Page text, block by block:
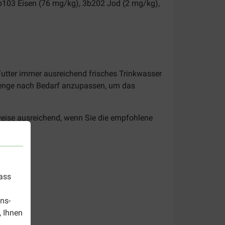
Ihnen
Eisen (76 mg/kg), 3b202 Jod (2 mg/kg),
immer ausreichend frisches Trinkwasser
nach Bedarf anzupassen, um das
ausreichend, wenn Sie die empfohlene